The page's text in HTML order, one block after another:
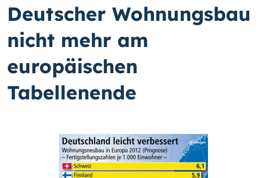
Deutscher Wohnungsbau
nicht mehr am
europäischen
Tabellenende